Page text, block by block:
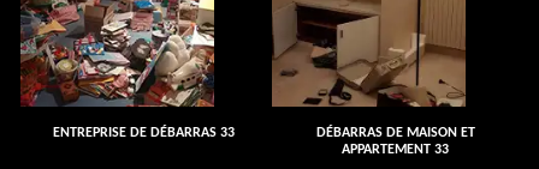
ENTREPRISE DE DÉBARRAS 33
DÉBARRAS DE MAISON ET
APPARTEMENT 33